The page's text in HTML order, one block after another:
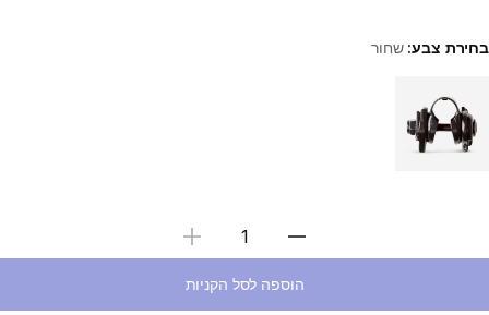
בחירת צבע:שחור
בחירת כמות
הוספה לסל הקניות